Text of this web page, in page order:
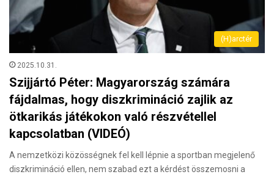
(H)arctér
2025.10.31.
Szijjártó Péter: Magyarország számára
fájdalmas, hogy diszkrimináció zajlik az
ötkarikás játékokon való részvétellel
kapcsolatban (VIDEÓ)
A nemzetközi közösségnek fel kell lépnie a sportban megjelenő
diszkrimináció ellen, nem szabad ezt a kérdést összemosni a